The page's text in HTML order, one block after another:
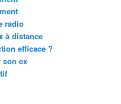
radio
à distance
efficace ?
son ex